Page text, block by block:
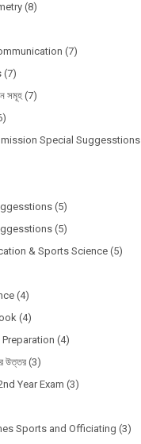
(8)
(7)
(7)
সমূহ (7)
Special Suggesstions
(5)
(5)
& Sports Science (5)
(4)
(4)
(4)
উত্তর(3)
Year Exam (3)
Sports and Officiating (3)